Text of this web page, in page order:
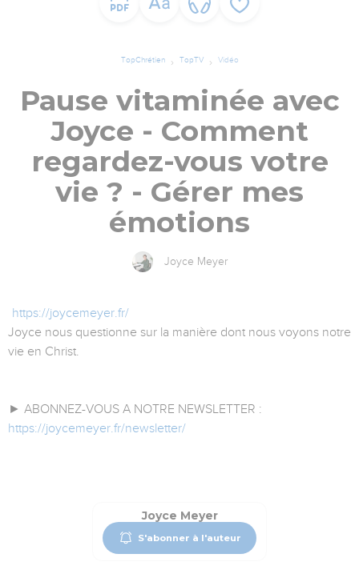
TopChrétien TopTV Vidéo
Pause vitaminée avec
Joyce - Comment
regardez-vous votre
vie ? - Gérer mes
émotions
Joyce Meyer
https://joycemeyer.fr/
Joyce nous questionne sur la manière dont nous voyons notre
vie en Christ.
► ABONNEZ-VOUS A NOTRE NEWSLETTER :
https://joycemeyer.fr/newsletter/
Joyce Meyer
S'abonner à l'auteur